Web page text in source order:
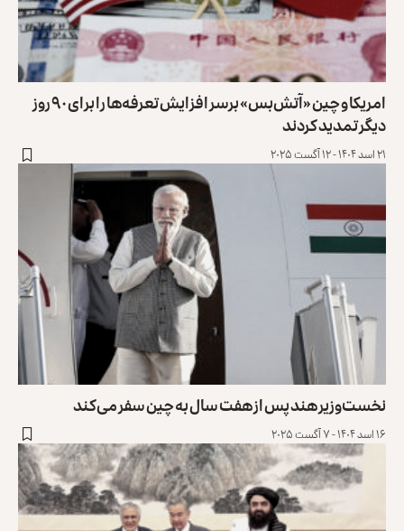
امریکا و چین «آتش‌بس» برسر افزایش تعرفه‌ها را برای ۹۰ روز
دیگر تمدید کردند
۲۱ اسد ۱۴۰۴ - ۱۲ آگست ۲۰۲۵
نخست‌وزیر هند پس از هفت سال به چین سفر می‌کند
۱۶ اسد ۱۴۰۴ - ۷ آگست ۲۰۲۵